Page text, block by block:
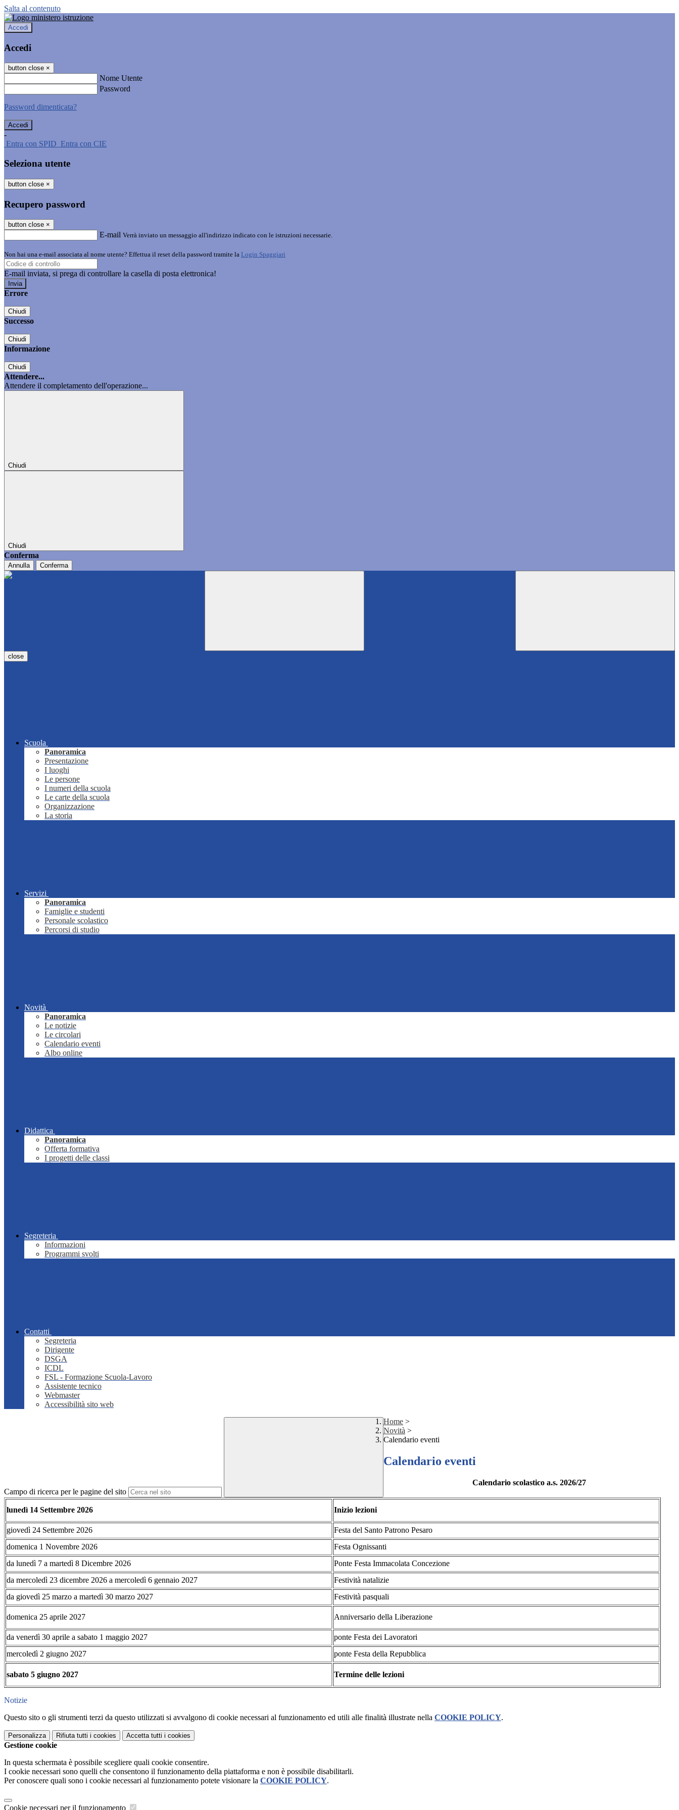
Salta al contenuto
Accedi
Accedi
button close ×
Nome Utente
Password
Password dimenticata?
-
Entra con SPID Entra con CIE
Seleziona utente
button close ×
Recupero password
button close ×
E-mail Verrà inviato un messaggio all'indirizzo indicato con le istruzioni necessarie.
Non hai una e-mail associata al nome utente? Effettua il reset della password tramite la Login Spaggiari
E-mail inviata, si prega di controllare la casella di posta elettronica!
Errore
Chiudi
Successo
Chiudi
Informazione
Chiudi
Attendere...
Attendere il completamento dell'operazione...
Chiudi
Chiudi
Conferma
Annulla Conferma
close
Scuola
Panoramica
Presentazione
I luoghi
Le persone
I numeri della scuola
Le carte della scuola
Organizzazione
La storia
Servizi
Panoramica
Famiglie e studenti
Personale scolastico
Percorsi di studio
Novità
Panoramica
Le notizie
Le circolari
Calendario eventi
Albo online
Didattica
Panoramica
Offerta formativa
I progetti delle classi
Segreteria
Informazioni
Programmi svolti
Contatti
Segreteria
Dirigente
DSGA
ICDL
FSL - Formazione Scuola-Lavoro
Assistente tecnico
Webmaster
Accessibilità sito web
Campo di ricerca per le pagine del sito
Home >
Novità >
Calendario eventi
Calendario eventi
Calendario scolastico a.s. 2026/27
lunedì 14 Settembre 2026 Inizio lezioni
giovedì 24 Settembre 2026
Festa del Santo Patrono Pesaro
domenica 1 Novembre 2026
Festa Ognissanti
da lunedì 7 a martedì 8 Dicembre 2026
Ponte Festa Immacolata Concezione
da mercoledì 23 dicembre 2026 a mercoledì 6 gennaio 2027
Festività natalizie
da giovedì 25 marzo a martedì 30 marzo 2027
Festività pasquali
domenica 25 aprile 2027 Anniversario della Liberazione
da venerdì 30 aprile a sabato 1 maggio 2027
ponte Festa dei Lavoratori
mercoledì 2 giugno 2027
ponte Festa della Repubblica
sabato 5 giugno 2027 Termine delle lezioni
Notizie
Questo sito o gli strumenti terzi da questo utilizzati si avvalgono di cookie necessari al funzionamento ed utili alle finalità illustrate nella COOKIE POLICY.
Personalizza Rifiuta tutti i cookies Accetta tutti i cookies
Gestione cookie
In questa schermata è possibile scegliere quali cookie consentire.
I cookie necessari sono quelli che consentono il funzionamento della piattaforma e non è possibile disabilitarli.
Per conoscere quali sono i cookie necessari al funzionamento potete visionare la COOKIE POLICY.
Cookie necessari per il funzionamento